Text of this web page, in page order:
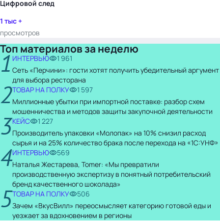
Цифровой след
1 тыс +
просмотров
Топ материалов за неделю
1 ИНТЕРВЬЮ
1 961
Сеть «Перчини»: гости хотят получить убедительный аргумент
для выбора ресторана
2ТОВАР НА ПОЛКУ
1 597
Миллионные убытки при импортной поставке: разбор схем
мошенничества и методов защиты закупочной деятельности
3КЕЙС
1 227
Производитель упаковки «Молопак» на 10% снизил расход
сырья и на 25% количество брака после перехода на «1С:УНФ»
4ИНТЕРВЬЮ
569
Наталья Жестарева, Tomer: «Мы превратили
производственную экспертизу в понятный потребительский
бренд качественного шоколада»
5ТОВАР НА ПОЛКУ
506
Зачем «ВкусВилл» переосмысляет категорию готовой еды и
уезжает за вдохновением в регионы